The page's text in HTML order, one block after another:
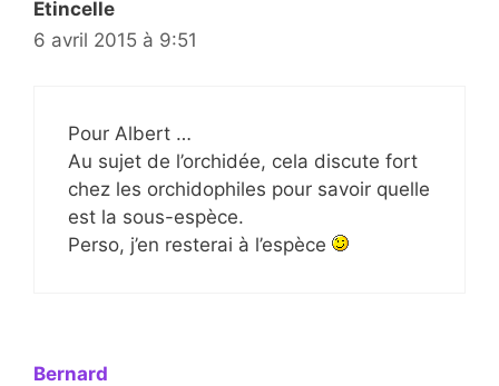
Etincelle
6 avril 2015 à 9:51
Pour Albert …
Au sujet de l’orchidée, cela discute fort
chez les orchidophiles pour savoir quelle
est la sous-espèce.
Perso, j’en resterai à l’espèce
Bernard